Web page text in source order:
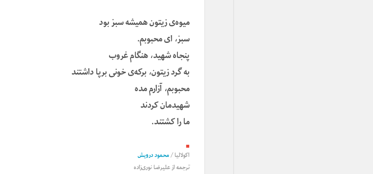
میوه‌ی زیتون همیشه سبز بود
سبز، ای محبوبم.
پنجاه شهید، هنگام غروب
به گرد زیتون، برکه‌ی خونی برپا داشتند
محبوبم، آزارم مده
شهیدمان کردند
ما را کشتند.
■
اکولالیا/محمود درویش
ترجمه ازعلیرضا نوری‌زاده